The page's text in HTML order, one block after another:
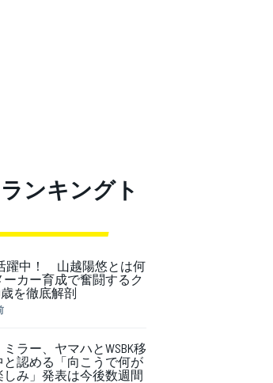
ンキングト
躍中！ 山越陽悠とは何
カー育成で奮闘するク
歳を徹底解剖
ラー、ヤマハとWSBK移
と認める「向こうで何が
しみ」発表は今後数週間